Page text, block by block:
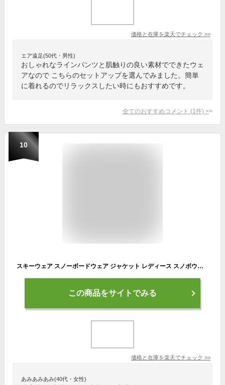
価格と在庫を楽天でチェック >>
エア遠足(50代・男性)
おしゃれなラインパンツと肌触りの良い素材でできたウェ
アなので こちらのセットアップを選んでみました。簡単
に着れるのでリラックスしたい時にもおすすめです。
全てのおすすめコメント (1 件) >
10
スキーウェア スノーボードウェア ジャケット レディース スノボウェア スノボーウェア スノーウェア ボードウェア スキー スノーボード スノボ スノボー スノー ボード ウェア おしゃれ かわいい 送料無料 2023-2024 新作
この商品をサイトでみる
価格と在庫を楽天でチェック >>
あみあみあみ(40代・女性)